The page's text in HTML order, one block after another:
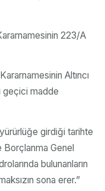
223/A
Altıncı
geçici madde
girdiği tarihte
Borçlanma Genel
bulunanların
sona erer.”